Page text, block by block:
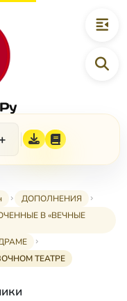
+
ДОПОЛНЕНИЯ
В «ВЕЧНЫЕ
ТЕАТРЕ